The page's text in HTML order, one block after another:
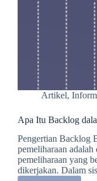
Artikel,
Apa Itu Backlog
Pengertian Backlog
pemeliharaan adalah
pemeliharaan yang
dikerjakan. Dalam